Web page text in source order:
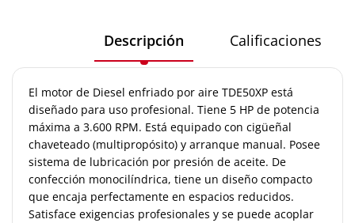
Descripción Calificaciones
El motor de Diesel enfriado por aire TDE50XP está
diseñado para uso profesional. Tiene 5 HP de potencia
máxima a 3.600 RPM. Está equipado con cigüeñal
chaveteado (multipropósito) y arranque manual. Posee
sistema de lubricación por presión de aceite. De
confección monocilíndrica, tiene un diseño compacto
que encaja perfectamente en espacios reducidos.
Satisface exigencias profesionales y se puede acoplar